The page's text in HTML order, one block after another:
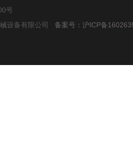
号
设备有限公司 备案号：沪ICP备